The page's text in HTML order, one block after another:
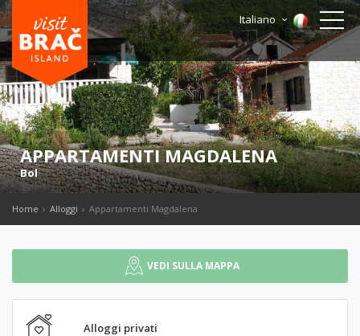
Italiano
APPARTAMENTI MAGDALENA
Bol
Home Alloggi Appartamenti Magdalena
VEDI SULLA MAPPA
Alloggi privati